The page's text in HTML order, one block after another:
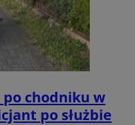
po chodniku w
po służbie